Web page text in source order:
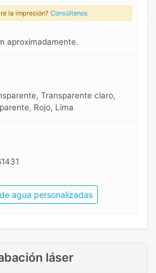
la impresión? Consúltenos
aproximadamente.
Transparente claro,
Rojo, Lima
agua personalizadas
láser